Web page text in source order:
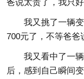
爸说太贵了，我只好
我又挑了一辆
700元了，不等爸爸
我又看中了一
后，感到自己瞬间